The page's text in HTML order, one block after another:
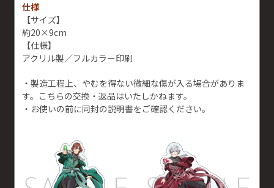
仕様
【サイズ】
約20×9cm
【仕様】
アクリル製／フルカラー印刷
・製造工程上、やむを得ない微細な傷が入る場合がありま
す。こちらの交換・返品はいたしかねます。
・お使いの前に同封の説明書をご確認ください。